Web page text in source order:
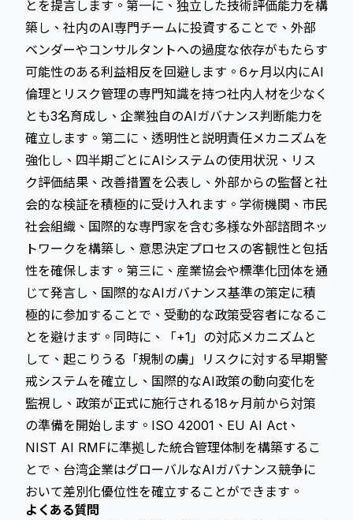
とを提言します。第一に、独立した技術評価能力を構
築し、社内のAI専門チームに投資することで、外部
ベンダーやコンサルタントへの過度な依存がもたらす
可能性のある利益相反を回避します。6ヶ月以内にAI
倫理とリスク管理の専門知識を持つ社内人材を少なく
とも3名育成し、企業独自のAIガバナンス判断能力を
確立します。第二に、透明性と説明責任メカニズムを
強化し、四半期ごとにAIシステムの使用状況、リス
ク評価結果、改善措置を公表し、外部からの監督と社
会的な検証を積極的に受け入れます。学術機関、市民
社会組織、国際的な専門家を含む多様な外部諮問ネッ
トワークを構築し、意思決定プロセスの客観性と包括
性を確保します。第三に、産業協会や標準化団体を通
じて発言し、国際的なAIガバナンス基準の策定に積
極的に参加することで、受動的な政策受容者になるこ
とを避けます。同時に、「+1」の対応メカニズムと
して、起こりうる「規制の虜」リスクに対する早期警
戒システムを確立し、国際的なAI政策の動向変化を
監視し、政策が正式に施行される18ヶ月前から対策
の準備を開始します。ISO 42001、EU AI Act、
NIST AI RMFに準拠した統合管理体制を構築するこ
とで、台湾企業はグローバルなAIガバナンス競争に
おいて差別化優位性を確立することができます。
よくある質問